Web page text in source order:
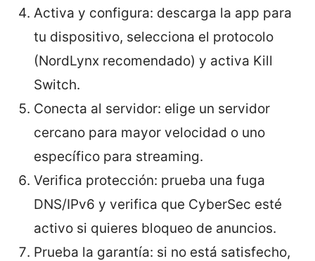
Activa y configura: descarga la app para
tu dispositivo, selecciona el protocolo
(NordLynx recomendado) y activa Kill
Switch.
Conecta al servidor: elige un servidor
cercano para mayor velocidad o uno
específico para streaming.
Verifica protección: prueba una fuga
DNS/IPv6 y verifica que CyberSec esté
activo si quieres bloqueo de anuncios.
Prueba la garantía: si no está satisfecho,